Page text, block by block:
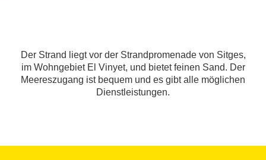
Der Strand liegt vor der Strandpromenade von Sitges,
im Wohngebiet El Vinyet, und bietet feinen Sand. Der
Meereszugang ist bequem und es gibt alle möglichen
Dienstleistungen.